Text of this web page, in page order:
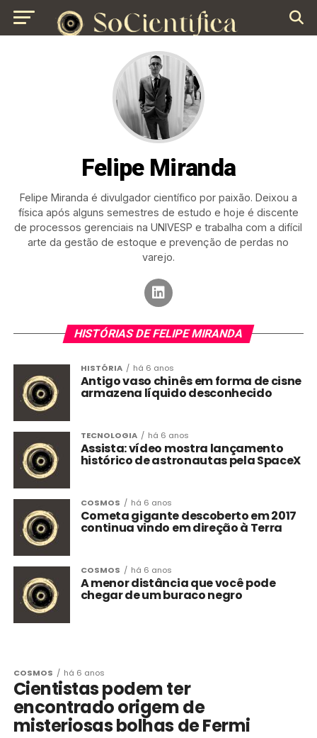
Felipe Miranda
Felipe Miranda é divulgador científico por paixão. Deixou a
física após alguns semestres de estudo e hoje é discente
de processos gerenciais na UNIVESP e trabalha com a difícil
arte da gestão de estoque e prevenção de perdas no
varejo.
HISTÓRIAS DE FELIPE MIRANDA
HISTÓRIA há 6 anos
Antigo vaso chinês em forma de cisne
armazena líquido desconhecido
TECNOLOGIA há 6 anos
Assista: vídeo mostra lançamento
histórico de astronautas pela SpaceX
COSMOS há 6 anos
Cometa gigante descoberto em 2017
continua vindo em direção à Terra
COSMOS há 6 anos
A menor distância que você pode
chegar de um buraco negro
COSMOS há 6 anos
Cientistas podem ter
encontrado origem de
misteriosas bolhas de Fermi